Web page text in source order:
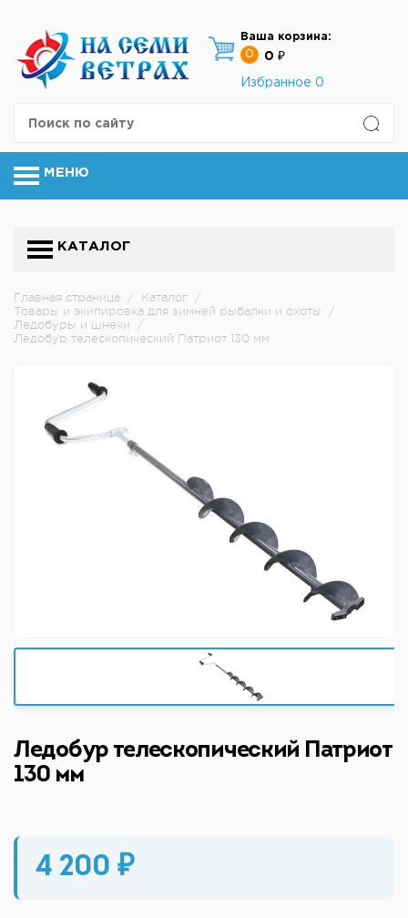
Ваша корзина:
0
0 ₽
Избранное 0
МЕНЮ
КАТАЛОГ
Главная страница / Каталог /
Товары и экипировка для зимней рыбалки и охоты
/
Ледобуры и шнеки
/
Ледобур телескопический Патриот 130 мм
Ледобур телескопический Патриот
130 мм
4 200 ₽